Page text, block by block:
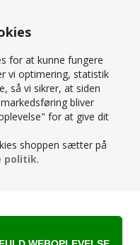
for at kunne fungere
vi optimering, statistik
så vi sikrer, at siden
bliver
for at give dit
shoppen sætter på
politik.
SPAR
29%
TREMME-
- LÆDER BONDED